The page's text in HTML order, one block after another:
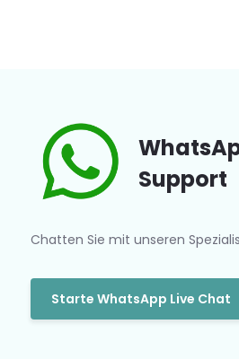
Support
Chatten Sie mit unseren
Starte WhatsApp Live Chat